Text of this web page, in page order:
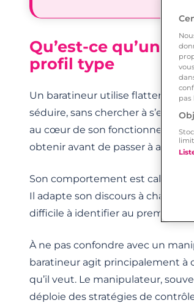
Qu’est-ce qu’un
profil type
Un baratineur utilise flatteries
séduire, sans chercher à
au cœur de son fonctionnement.
obtenir avant de passer à autre
Son comportement est calculé
Il adapte son discours à chaque
difficile à identifier au premier
À ne pas confondre avec un
baratineur agit principalement à
qu’il veut. Le manipulateur,
déploie des stratégies de
pas